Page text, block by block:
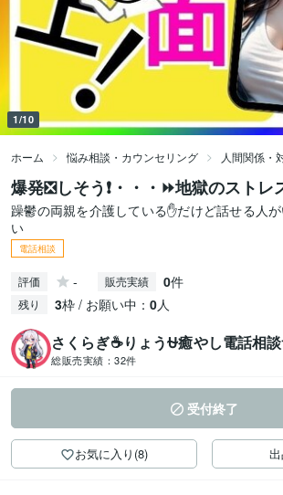
1/10
ホーム 悩み相談・カウンセリング 人間関係・
爆発❎しそう❗・・・⏩地獄のストレ
躁鬱の両親を介護している✋だけど話せる人
い
電話相談
評価 - 販売実績 0件
残り 3枠 / お願い中： 0人
さくらぎ☕りょう⛎癒やし電話相
総販売実績： 32件
受付終了
お気に入り(8)